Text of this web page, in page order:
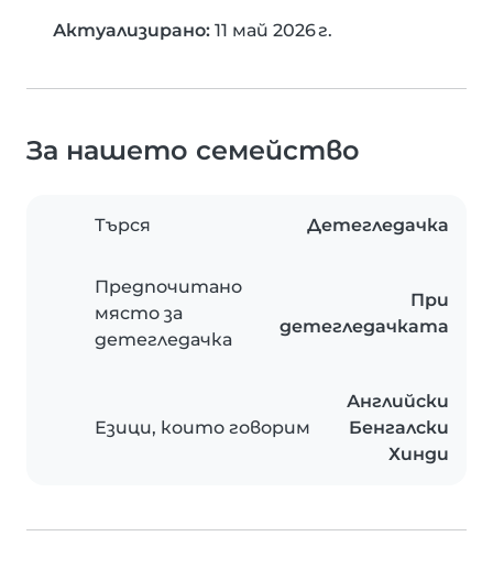
Актуализирано: 11 май 2026 г.
За нашето семейство
Търся Детегледачка
Предпочитано
място за
детегледачка
При
детегледачката
Езици, които говорим
Английски
Бенгалски
Хинди